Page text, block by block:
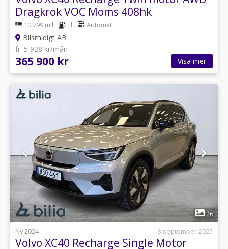
Dragkrok VOC Moms 408hk
10 799 mil El Automat
Bilsmidigt AB
fr. 5 928 kr/mån
365 900 kr Visa mer
1
26
Ny 2024
3 september 2025
Volvo XC40 Recharge Single Motor